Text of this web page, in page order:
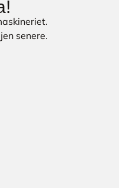
senere.